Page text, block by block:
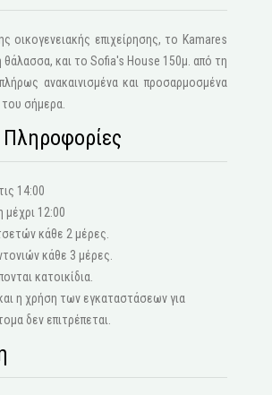
οικογενειακής επιχείρησης, το Kamares
θάλασσα, και το Sofia's House 150μ. από τη
ανακαινισμένα και προσαρμοσμένα
του σήμερα.
14:00
12:00
κάθε 2 μέρες.
κάθε 3 μέρες.
κατοικίδια.
η χρήση των εγκαταστάσεων για
δεν επιτρέπεται.